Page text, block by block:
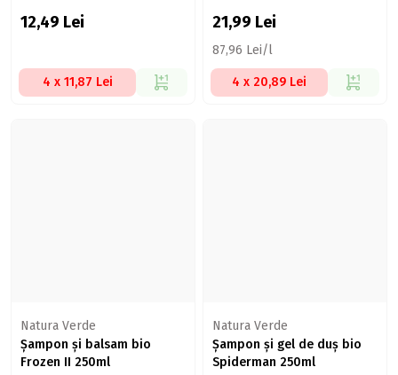
12,49 Lei
4 x 11,87 Lei
21,99 Lei
87,96 Lei/l
4 x 20,89 Lei
Natura Verde
Șampon și balsam bio
Frozen II 250ml
Natura Verde
Șampon și gel de duș bio
Spiderman 250ml